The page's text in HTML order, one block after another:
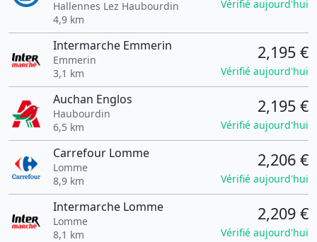
Hallennes Lez Haubourdin
4,9 km
Vérifié aujourd'hui
Intermarche Emmerin
Emmerin
3,1 km
2,195 €
Vérifié aujourd'hui
Auchan Englos
Haubourdin
6,5 km
2,195 €
Vérifié aujourd'hui
Carrefour Lomme
Lomme
8,9 km
2,206 €
Vérifié aujourd'hui
Intermarche Lomme
Lomme
8,1 km
2,209 €
Vérifié aujourd'hui